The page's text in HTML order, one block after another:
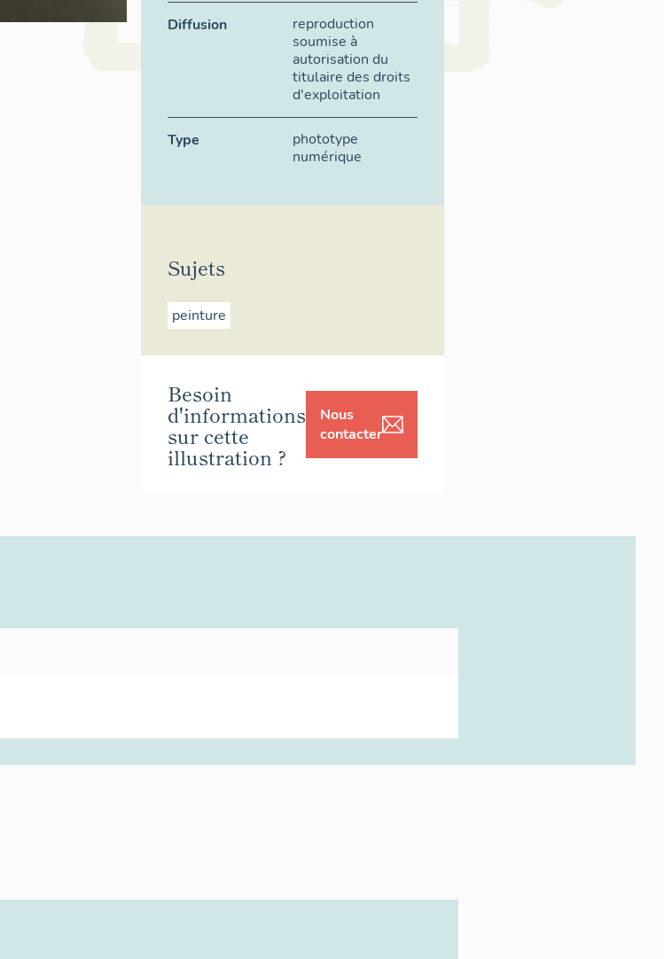
Diffusion
reproduction
soumise à
autorisation du
titulaire des droits
d'exploitation
Type
phototype
numérique
Sujets
peinture
Besoin
d'informations
sur cette
illustration ?
Nous
contacter